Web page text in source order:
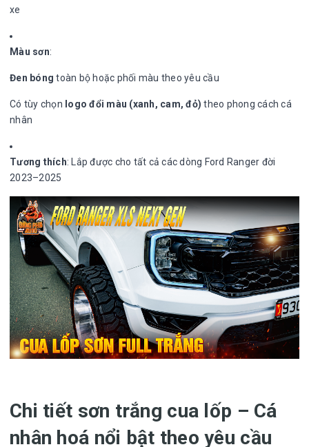
xe
Màu sơn:
Đen bóng toàn bộ hoặc phối màu theo yêu cầu
Có tùy chọn logo đổi màu (xanh, cam, đỏ) theo phong cách cá
nhân
Tương thích: Lắp được cho tất cả các dòng Ford Ranger đời
2023–2025
Chi tiết sơn trắng cua lốp – Cá
nhân hoá nổi bật theo yêu cầu